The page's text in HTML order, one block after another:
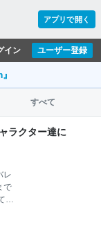
アプリで開く
ユーザー登録
イン
すべて
ラクター達に
レ
で
、
に
配